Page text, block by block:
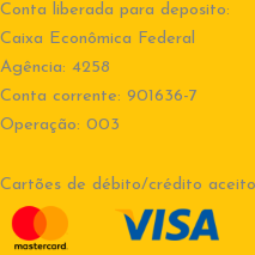
Conta liberada para deposito:
Caixa Econômica Federal
Agência: 4258
Conta corrente: 901636-7
Operação: 003
Cartões de débito/crédito